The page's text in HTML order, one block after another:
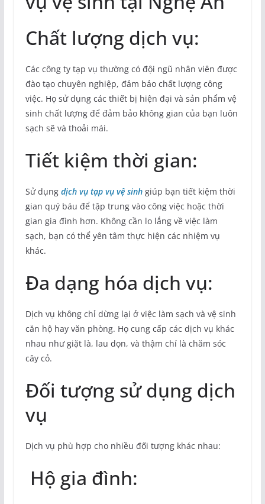
Chất lượng dịch vụ:
Các công ty tạp vụ thường có đội ngũ nhân viên được
đào tạo chuyên nghiệp, đảm bảo chất lượng công
việc. Họ sử dụng các thiết bị hiện đại và sản phẩm vệ
sinh chất lượng để đảm bảo không gian của bạn luôn
sạch sẽ và thoải mái.
Tiết kiệm thời gian:
Sử dụngdịch vụ tạp vụ vệ sinhgiúp bạn tiết kiệm thời
gian quý báu để tập trung vào công việc hoặc thời
gian gia đình hơn. Không cần lo lắng về việc làm
sạch, bạn có thể yên tâm thực hiện các nhiệm vụ
khác.
Đa dạng hóa dịch vụ:
Dịch vụ không chỉ dừng lại ở việc làm sạch và vệ sinh
căn hộ hay văn phòng. Họ cung cấp các dịch vụ khác
nhau như giặt là, lau dọn, và thậm chí là chăm sóc
cây cỏ.
Đối tượng sử dụng dịch
vụ
Dịch vụ phù hợp cho nhiều đối tượng khác nhau:
Hộ gia đình: